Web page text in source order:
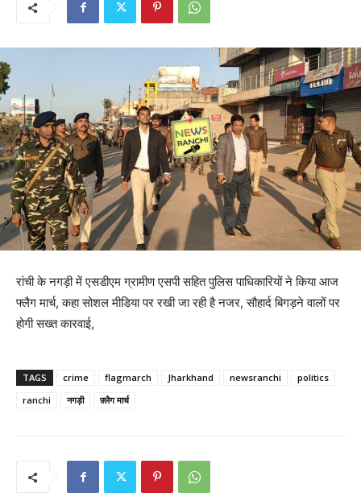
रांची के नगड़ी में एसडीएम ग्रामीण एसपी सहित पुलिस पाधिकारियों ने किया आज
फ्लैग मार्च, कहा सोशल मीडिया पर रखी जा रही है नजर, सौहार्द बिगड़ने वालों पर
होगी सख्त कारवाई,
TAGS crime flagmarch Jharkhand newsranchi
politics
ranchi
नगड़ी फ़्लैग मार्च